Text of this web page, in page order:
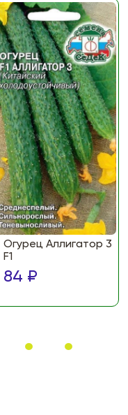
Огурец Аллигатор 3
F1
84 ₽